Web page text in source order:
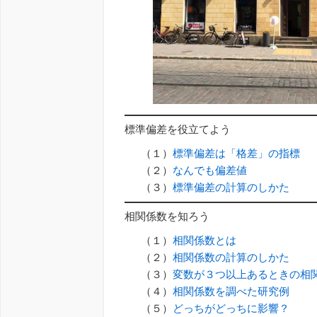
標準偏差を役立てよう
（１） 標準偏差は「格差」の指標
（２） なんでも偏差値
（３） 標準偏差の計算のしかた
相関係数を知ろう
（１） 相関係数とは
（２） 相関係数の計算のしかた
（３） 変数が３つ以上あるときの相
（４） 相関係数を調べた研究例
（５）
どっちがどっちに影響？